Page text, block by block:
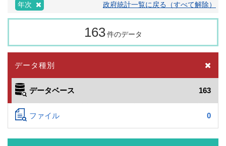
年次 政府統計一覧に戻る（すべて解除）
163 件のデータ
データ種別
データベース 163
ファイル 0